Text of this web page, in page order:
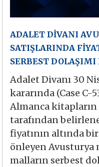
ADALET DİVANI
SATIŞLARINDA
SERBEST
Adalet Divanı 30
kararında (Case C-
Almanca kitapların
tarafından
fiyatının altında
önleyen Avusturya
malların serbest